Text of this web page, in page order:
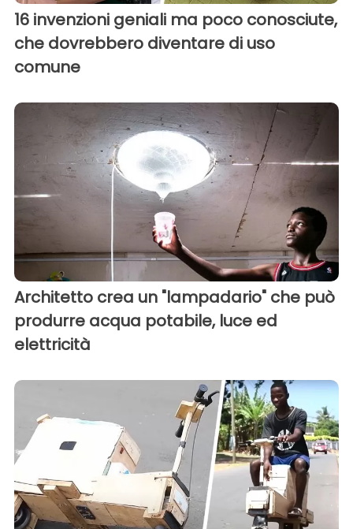
16 invenzioni geniali ma poco conosciute,
che dovrebbero diventare di uso
comune
Architetto crea un "lampadario" che può
produrre acqua potabile, luce ed
elettricità